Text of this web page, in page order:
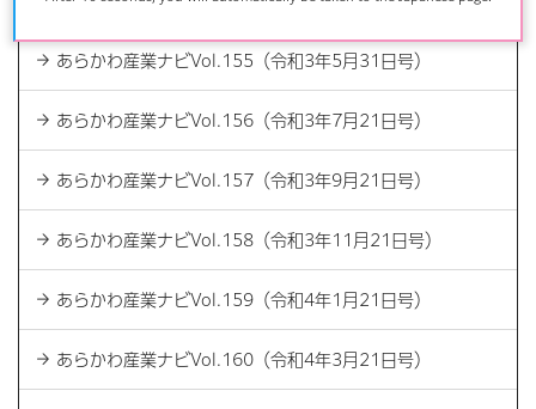
あらかわ産業ナビVol.155（令和3年5月31日号）
あらかわ産業ナビVol.156（令和3年7月21日号）
あらかわ産業ナビVol.157（令和3年9月21日号）
あらかわ産業ナビVol.158（令和3年11月21日号）
あらかわ産業ナビVol.159（令和4年1月21日号）
あらかわ産業ナビVol.160（令和4年3月21日号）